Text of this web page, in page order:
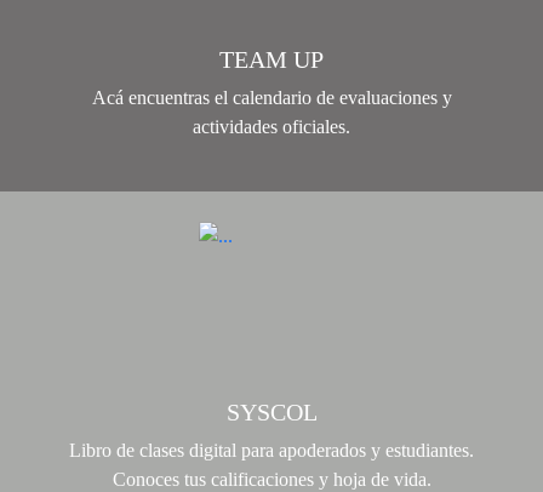
TEAM UP
Acá encuentras el calendario de evaluaciones y
actividades oficiales.
SYSCOL
Libro de clases digital para apoderados y estudiantes.
Conoces tus calificaciones y hoja de vida.